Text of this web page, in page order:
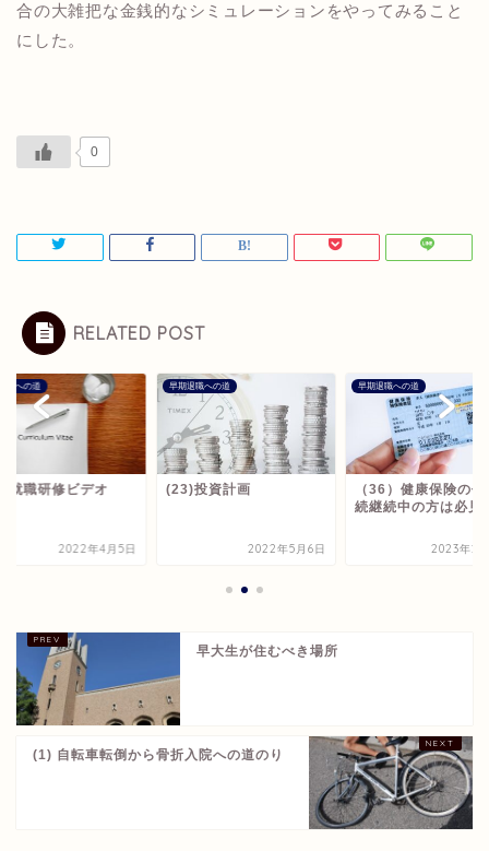
合の大雑把な金銭的なシミュレーションをやってみること
にした。
0
RELATED POST
職への道
就職研修ビデオ
2022年4月5日
早期退職への道
(23)投資計画
2022年5月6日
早期退職への道
（36）健康保険の任
続継続中の方は必見
2023年2
早大生が住むべき場所
(1) 自転車転倒から骨折入院への道のり